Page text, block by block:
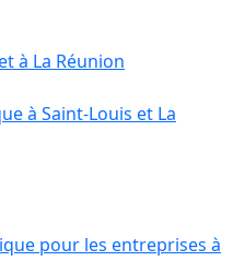
à La Réunion
à Saint-Louis et La
pour les entreprises à